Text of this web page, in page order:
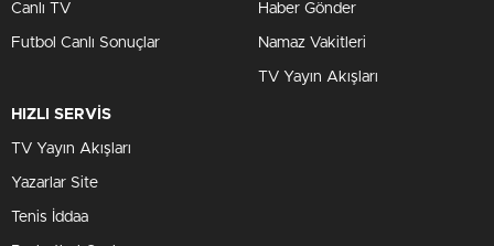
Canlı TV
Futbol Canlı Sonuçlar
Haber Gönder
Namaz Vakitleri
TV Yayın Akışları
HIZLI SERVİS
TV Yayın Akışları
Yazarlar Site
Tenis İddaa